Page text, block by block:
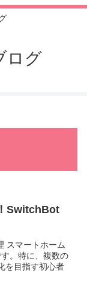
ログ
SwitchBot
スマートホーム
。特に、複数の
を目指す初心者